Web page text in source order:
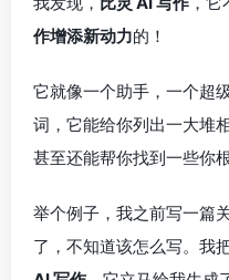
作增添新动力的！
它就像一个助手，一个超
词，它能给你列出一大堆
甚至还能帮你找到一些你
举个例子，我之前写一篇
了，不知道该怎么写。我